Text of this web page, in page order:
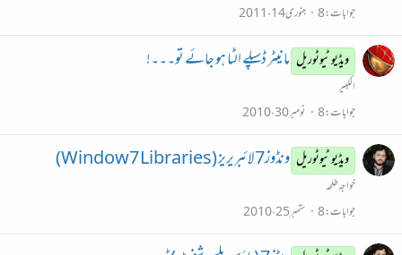
جوابات 8 جنوری 14، 2011
ویڈیو ٹیوٹوریل مانیٹر ڈسپلے الٹا ہو جائے تو۔۔۔!
الکبیر
جوابات 8 نومبر 30، 2010
ویڈیو ٹیوٹوریل ونڈوز7 لائبریریز (Window7 Libraries)
خواجہ طلحہ
جوابات 8 ستمبر 25، 2010